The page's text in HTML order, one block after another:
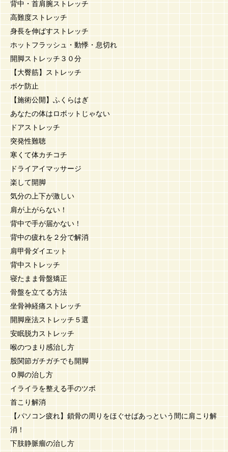
背中・首肩腕ストレッチ
高難度ストレッチ
身長を伸ばすストレッチ
ホットフラッシュ・動悸・息切れ
開脚ストレッチ３０分
【大臀筋】ストレッチ
ボケ防止
【施術公開】ふくらはぎ
あなたの体はロボットじゃない
ドアストレッチ
突発性難聴
寒くて体カチコチ
ドライアイマッサージ
楽して開脚
気分の上下が激しい
肩が上がらない！
背中で手が届かない！
背中の疲れを２分で解消
肩甲骨ダイエット
背中ストレッチ
寝たまま骨盤矯正
骨盤を立てる方法
坐骨神経痛ストレッチ
開脚座法ストレッチ５選
安眠脱力ストレッチ
喉のつまり感治し方
股関節ガチガチでも開脚
Ｏ脚の治し方
イライラを整える手のツボ
首こり解消
【パソコン疲れ】鎖骨の周りをほぐせばあっという間に肩こり解
消！
下肢静脈瘤の治し方